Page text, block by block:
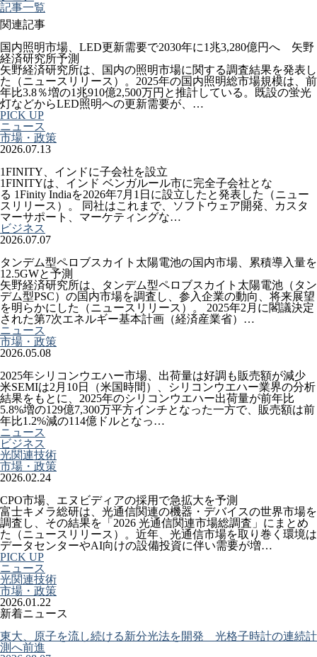
記事一覧
関連記事
国内照明市場、LED更新需要で2030年に1兆3,280億円へ 矢野
経済研究所予測
矢野経済研究所は、国内の照明市場に関する調査結果を発表し
た（ニュースリリース）。2025年の国内照明総市場規模は、前
年比3.8％増の1兆910億2,500万円と推計している。既設の蛍光
灯などからLED照明への更新需要が、…
PICK UP
ニュース
市場・政策
2026.07.13
1FINITY、インドに子会社を設立
1FINITYは、インド ベンガルール市に完全子会社とな
る 1Finity Indiaを2026年7月1日に設立したと発表した（ニュー
スリリース）。 同社はこれまで、ソフトウェア開発、カスタ
マーサポート、マーケティングな…
ビジネス
2026.07.07
タンデム型ペロブスカイト太陽電池の国内市場、累積導入量を
12.5GWと予測
矢野経済研究所は、タンデム型ペロブスカイト太陽電池（タン
デム型PSC）の国内市場を調査し、参入企業の動向、将来展望
を明らかにした（ニュースリリース）。 2025年2月に閣議決定
された第7次エネルギー基本計画（経済産業省）…
ニュース
市場・政策
2026.05.08
2025年シリコンウエハー市場、出荷量は好調も販売額が減少
米SEMIは2月10日（米国時間）、シリコンウエハー業界の分析
結果をもとに、2025年のシリコンウエハー出荷量が前年比
5.8%増の129億7,300万平方インチとなった一方で、販売額は前
年比1.2%減の114億ドルとなっ…
ニュース
ビジネス
光関連技術
市場・政策
2026.02.24
CPO市場、エヌビディアの採用で急拡大を予測
富士キメラ総研は、光通信関連の機器・デバイスの世界市場を
調査し、その結果を「2026 光通信関連市場総調査」にまとめ
た（ニュースリリース）。近年、光通信市場を取り巻く環境は
データセンターやAI向けの設備投資に伴い需要が増…
PICK UP
ニュース
光関連技術
市場・政策
2026.01.22
新着ニュース
東大、原子を流し続ける新分光法を開発 光格子時計の連続計
測へ前進